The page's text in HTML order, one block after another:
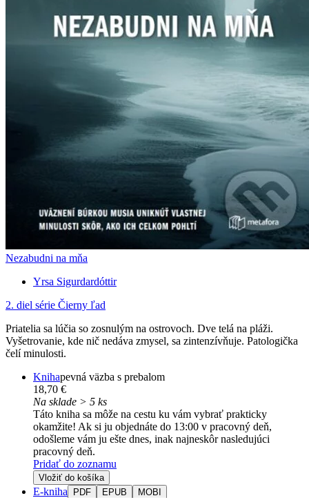
Nezabudni na mňa
Yrsa Sigurdardóttir
2. diel série Čierny ľad
Priatelia sa lúčia so zosnulým na ostrovoch. Dve telá na pláži.
Vyšetrovanie, kde nič nedáva zmysel, sa zintenzívňuje. Patologička
čelí minulosti.
Knihapevná väzba s prebalom
18,70 €
Na sklade > 5 ks
Táto kniha sa môže na cestu ku vám vybrať prakticky
okamžite! Ak si ju objednáte do 13:00 v pracovný deň,
odošleme vám ju ešte dnes, inak najneskôr nasledujúci
pracovný deň.
Pridať do zoznamu
Vložiť do košíka
E-kniha PDF EPUB MOBI